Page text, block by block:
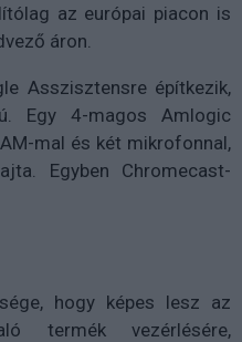
az európai piacon is
áron.
Asszisztensre építkezik,
Egy 4-magos Amlogic
mal és két mikrofonnal,
Egyben Chromecast-
hogy képes lesz az
termék vezérlésére,